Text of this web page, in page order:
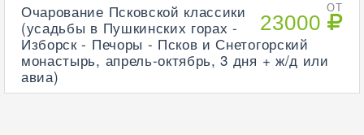
ОТ
23000
Очарование Псковской классики
(усадьбы в Пушкинских горах -
Изборск - Печоры - Псков и Снетогорский
монастырь, апрель-октябрь, 3 дня + ж/д или
авиа)